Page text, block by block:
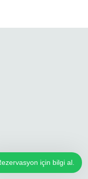
için bilgi al.